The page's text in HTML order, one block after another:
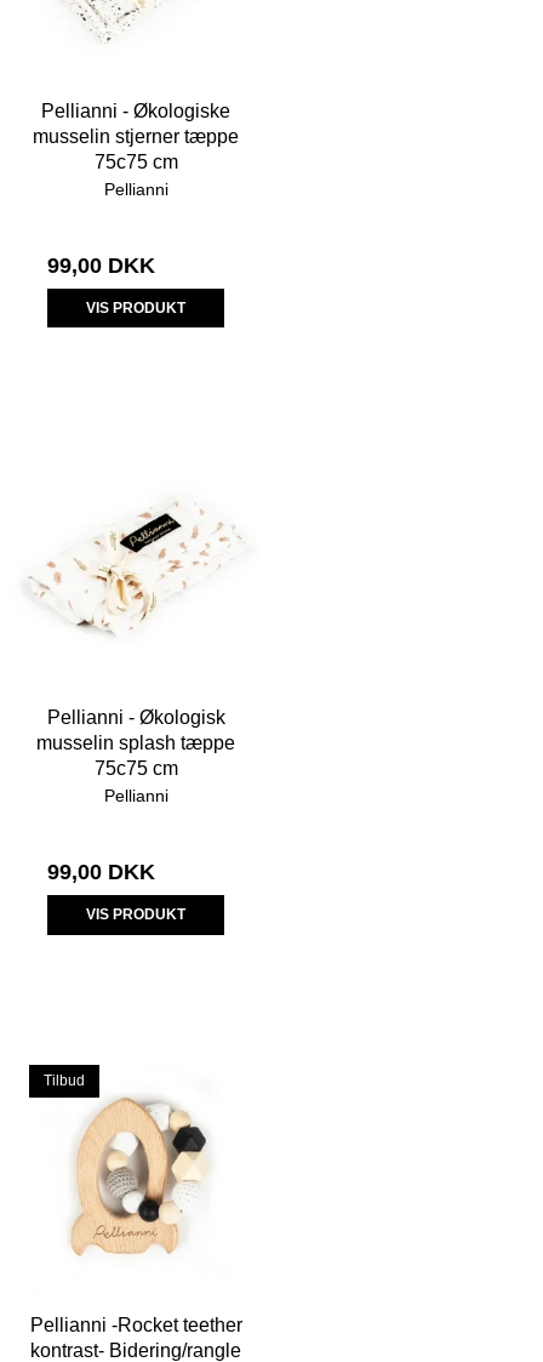
Pellianni - Økologiske
musselin stjerner tæppe
75c75 cm
Pellianni
99,00 DKK
VIS PRODUKT
Pellianni - Økologisk
musselin splash tæppe
75c75 cm
Pellianni
99,00 DKK
VIS PRODUKT
Tilbud
Pellianni -Rocket teether
kontrast- Bidering/rangle